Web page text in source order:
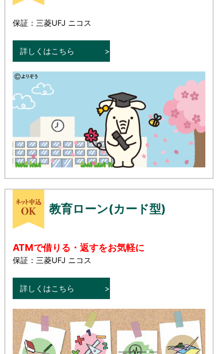
保証：三菱UFJ ニコス
詳しくはこちら
教育ローン(カード型)
ATMで借りる・返すをお気軽に
保証：三菱UFJ ニコス
詳しくはこちら